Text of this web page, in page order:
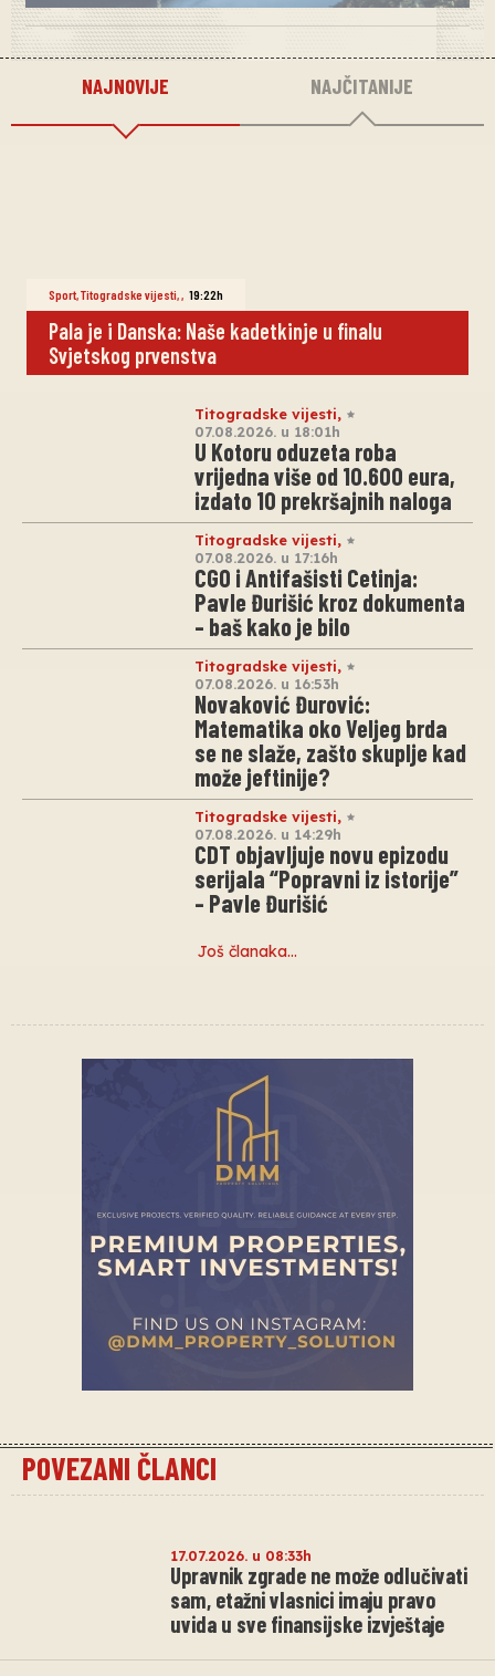
NAJNOVIJE NAJČITANIJE
Sport,Titogradske vijesti,, 19:22h
Pala je i Danska: Naše kadetkinje u finalu
Svjetskog prvenstva
Titogradske vijesti,
07.08.2026. u 18:01h
U Kotoru oduzeta roba
vrijedna više od 10.600 eura,
izdato 10 prekršajnih naloga
Titogradske vijesti,
07.08.2026. u 17:16h
CGO i Antifašisti Cetinja:
Pavle Đurišić kroz dokumenta
– baš kako je bilo
Titogradske vijesti,
07.08.2026. u 16:53h
Novaković Đurović:
Matematika oko Veljeg brda
se ne slaže, zašto skuplje kad
može jeftinije?
Titogradske vijesti,
07.08.2026. u 14:29h
CDT objavljuje novu epizodu
serijala “Popravni iz istorije”
– Pavle Đurišić
Još članaka…
POVEZANI ČLANCI
17.07.2026. u 08:33h
Upravnik zgrade ne može odlučivati
sam, etažni vlasnici imaju pravo
uvida u sve finansijske izvještaje